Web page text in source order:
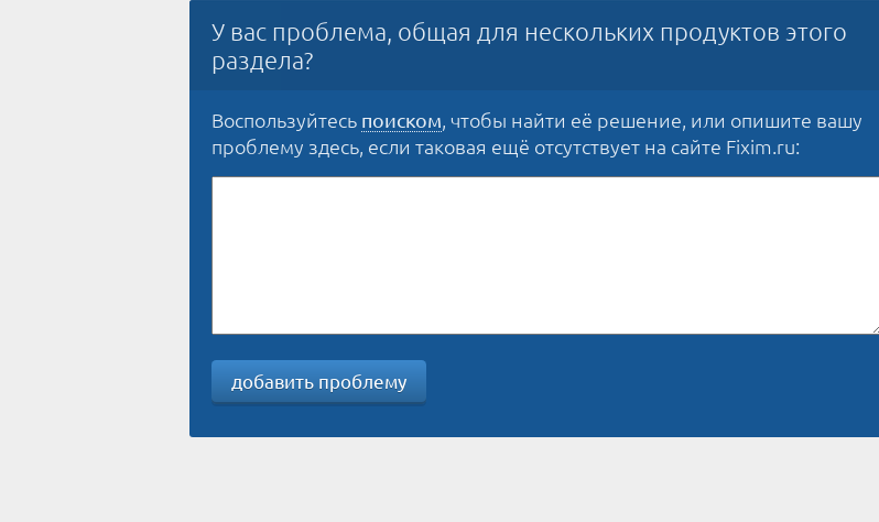
У вас проблема, общая для нескольких продуктов этого
раздела?
Воспользуйтесь поиском, чтобы найти её решение, или опишите вашу
проблему здесь, если таковая ещё отсутствует на сайте Fixim.ru:
добавить проблему